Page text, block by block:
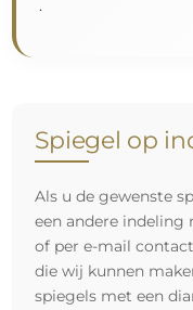
.
Spiegel op
Als u de gewenste
een andere indeling
of per e-mail
die wij kunnen
spiegels met een